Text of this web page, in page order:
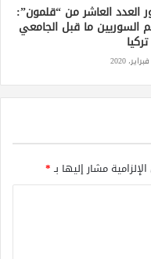
العدد العاشر من “قلمون”:
السوريين ما قبل الجامعي
مشار إليها بـ*